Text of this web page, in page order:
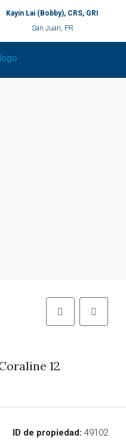
Kayin Lai (Bobby), CRS, GRI
San Juan, PR
12
ID de propiedad: 49102